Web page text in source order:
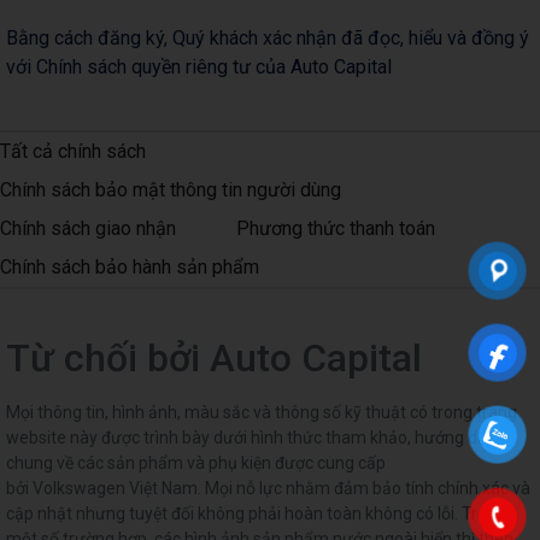
Bằng cách đăng ký, Quý khách xác nhận đã đọc, hiểu và đồng ý
với Chính sách quyền riêng tư của Auto Capital
Tất cả chính sách
Chính sách bảo mật thông tin người dùng
Chính sách giao nhận
Phương thức thanh toán
Chính sách bảo hành sản phẩm
Từ chối bởi Auto Capital
Mọi thông tin, hình ảnh, màu sắc và thông số kỹ thuật có trong trang
website này được trình bày dưới hình thức tham khảo, hướng dẫn
chung về các sản phẩm và phụ kiện được cung cấp
bởi Volkswagen Việt Nam. Mọi nỗ lực nhằm đảm bảo tính chính xác và
cập nhật nhưng tuyệt đối không phải hoàn toàn không có lỗi. Trong